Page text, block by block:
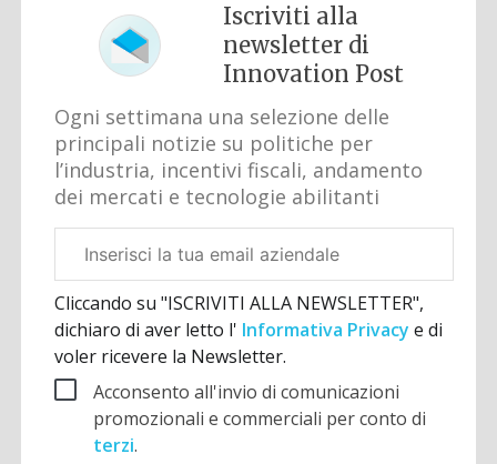
Iscriviti alla
newsletter di
Innovation Post
Ogni settimana una selezione delle
principali notizie su politiche per
l’industria, incentivi fiscali, andamento
dei mercati e tecnologie abilitanti
aziendale
Cliccando su "ISCRIVITI ALLA NEWSLETTER",
dichiaro di aver letto l' Informativa Privacye di
voler ricevere la Newsletter.
Acconsento all'invio di comunicazioni
promozionali e commerciali per conto di
terzi.